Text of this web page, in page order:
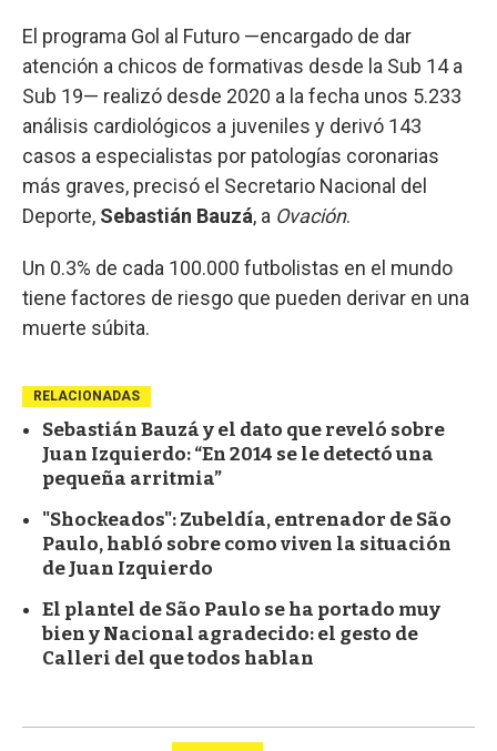
El programa Gol al Futuro —encargado de dar
atención a chicos de formativas desde la Sub 14 a
Sub 19— realizó desde 2020 a la fecha unos 5.233
análisis cardiológicos a juveniles y derivó 143
casos a especialistas por patologías coronarias
más graves, precisó el Secretario Nacional del
Deporte, Sebastián Bauzá, a Ovación.
Un 0.3% de cada 100.000 futbolistas en el mundo
tiene factores de riesgo que pueden derivar en una
muerte súbita.
RELACIONADAS
Sebastián Bauzá y el dato que reveló sobre
Juan Izquierdo: “En 2014 se le detectó una
pequeña arritmia”
"Shockeados": Zubeldía, entrenador de São
Paulo, habló sobre como viven la situación
de Juan Izquierdo
El plantel de São Paulo se ha portado muy
bien y Nacional agradecido: el gesto de
Calleri del que todos hablan